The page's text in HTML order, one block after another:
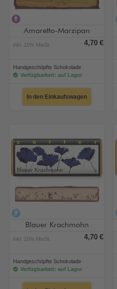
Amaretto-Marzipan
inkl. 10% MwSt. 4,70 €
Handgeschöpfte Schokolade
Verfügbarkeit: auf Lager
In den Einkaufswagen
Blauer Krachmohn
inkl. 10% MwSt. 4,70 €
Handgeschöpfte Schokolade
Verfügbarkeit: auf Lager